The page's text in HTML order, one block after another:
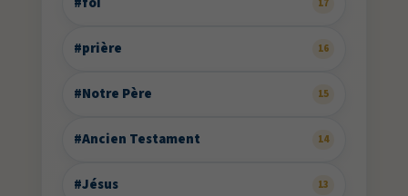
17
#prière 16
#Notre Père 15
#Ancien Testament 14
#Jésus 13